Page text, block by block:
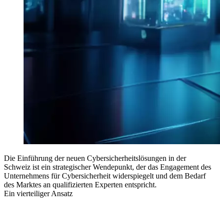
Die Einführung der neuen Cybersicherheitslösungen in der
Schweiz ist ein strategischer Wendepunkt, der das Engagement des
Unternehmens für Cybersicherheit widerspiegelt und dem Bedarf
des Marktes an qualifizierten Experten entspricht.
Ein vierteiliger Ansatz